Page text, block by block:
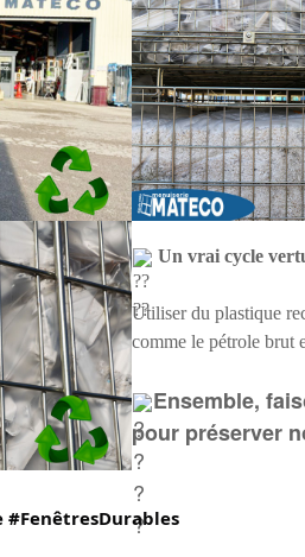
Un vrai cycle
Utiliser du plastique
comme le pétrole brut
Ensemble,
pour préserver
#FenêtresDurables